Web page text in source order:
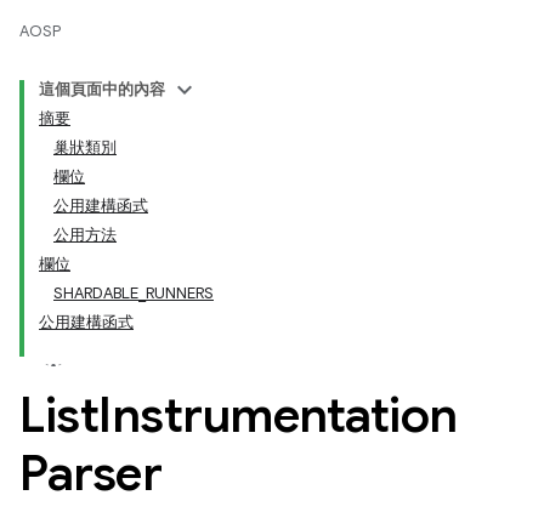
AOSP
這個頁面中的內容
摘要
巢狀類別
欄位
公用建構函式
公用方法
欄位
SHARDABLE_RUNNERS
公用建構函式
ListInstrumentation
Parser